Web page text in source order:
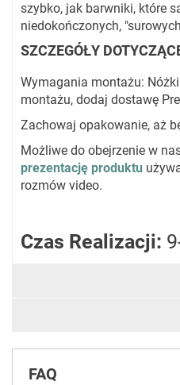
szybko, jak barwniki, które
niedokończonych,
SZCZEGÓŁY
Wymagania montażu:
montażu, dodaj dostawę
Zachowaj opakowanie, aż
Możliwe do obejrzenie w
prezentację produktu
rozmów video.
Czas Realizacji:
FAQ